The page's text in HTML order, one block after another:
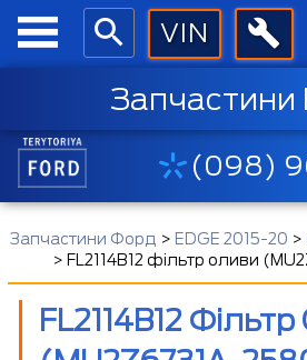
Запчастини
(098)
Запчастини Форд > EDGE 2015-20 >
> FL2114B12 фільтр оливи
FL2114B12